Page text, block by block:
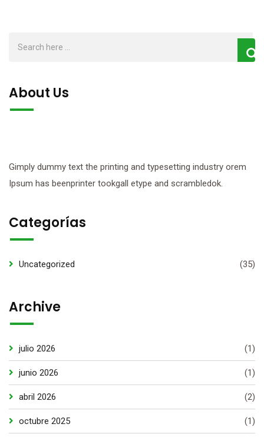
About Us
Gimply dummy text the printing and typesetting industry orem
Ipsum has beenprinter tookgall etype and scrambledok.
Categorías
Uncategorized (35)
Archive
julio 2026 (1)
junio 2026 (1)
abril 2026 (2)
octubre 2025 (1)